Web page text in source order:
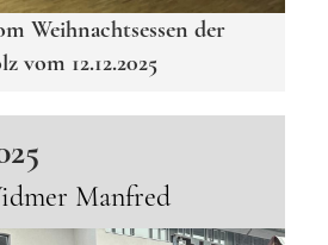
Weihnachtsessen der
vom 12.12.2025
Manfred